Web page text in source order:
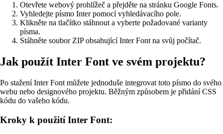
Otevřete webový prohlížeč a přejděte na stránku Google Fonts.
Vyhledejte písmo Inter pomocí vyhledávacího pole.
Klikněte na tlačítko stáhnout a vyberte požadované varianty
písma.
Stáhněte soubor ZIP obsahující Inter Font na svůj počítač.
Jak použít Inter Font ve svém projektu?
Po stažení Inter Font můžete jednoduše integrovat toto písmo do svého
webu nebo designového projektu. Běžným způsobem je přidání CSS
kódu do vašeho kódu.
Kroky k použití Inter Font: